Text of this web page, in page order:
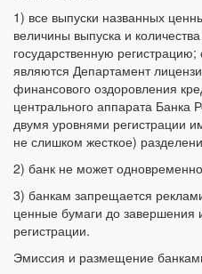
1) все выпуски названных
величины выпуска и
государственную
являются Департамент
финансового оздоровления
центрального аппарата
двумя уровнями регистрации
не слишком жесткое)
2) банк не может
3) банкам запрещается
ценные бумаги до завершения
регистрации.
Эмиссия и размещение